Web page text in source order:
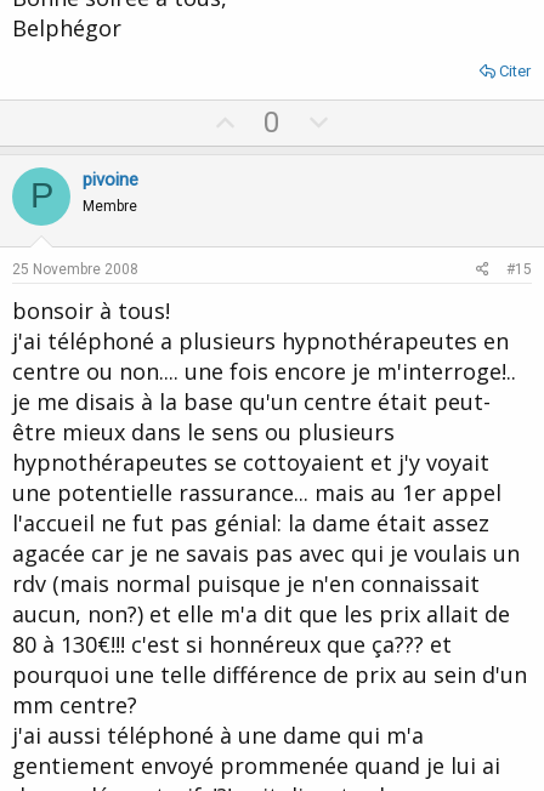
Belphégor
Citer
p
t
0
o
v
e
P pivoine
Membre
25 Novembre 2008 #15
bonsoir à tous!
j'ai téléphoné a plusieurs hypnothérapeutes en
centre ou non.... une fois encore je m'interroge!..
je me disais à la base qu'un centre était peut-
être mieux dans le sens ou plusieurs
hypnothérapeutes se cottoyaient et j'y voyait
une potentielle rassurance... mais au 1er appel
l'accueil ne fut pas génial: la dame était assez
agacée car je ne savais pas avec qui je voulais un
rdv (mais normal puisque je n'en connaissait
aucun, non?) et elle m'a dit que les prix allait de
80 à 130€!!! c'est si honnéreux que ça??? et
pourquoi une telle différence de prix au sein d'un
mm centre?
j'ai aussi téléphoné à une dame qui m'a
gentiement envoyé prommenée quand je lui ai